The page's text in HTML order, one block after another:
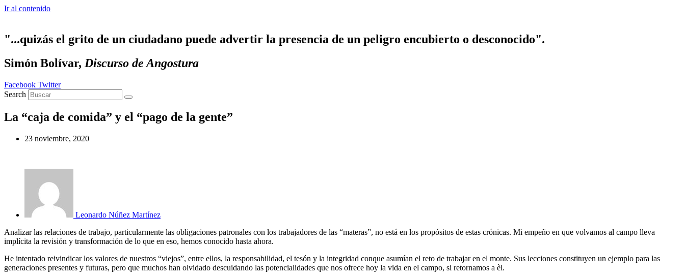
Ir al contenido
"...quizás el grito de un ciudadano puede advertir la presencia de un peligro encubierto o desconocido".
Simón Bolívar, Discurso de Angostura
Facebook Twitter
Search
La “caja de comida” y el “pago de la gente”
23 noviembre, 2020
Leonardo Núñez Martínez
Analizar las relaciones de trabajo, particularmente las obligaciones patronales con los trabajadores de las “materas”, no está en los propósitos de estas crónicas. Mi empeño en que volvamos al campo lleva
implícita la revisión y transformación de lo que en eso, hemos conocido hasta ahora.
He intentado reivindicar los valores de nuestros “viejos”, entre ellos, la responsabilidad, el tesón y la integridad conque asumían el reto de trabajar en el monte. Sus lecciones constituyen un ejemplo para las
generaciones presentes y futuras, pero que muchos han olvidado descuidando las potencialidades que nos ofrece hoy la vida en el campo, si retornamos a èl.